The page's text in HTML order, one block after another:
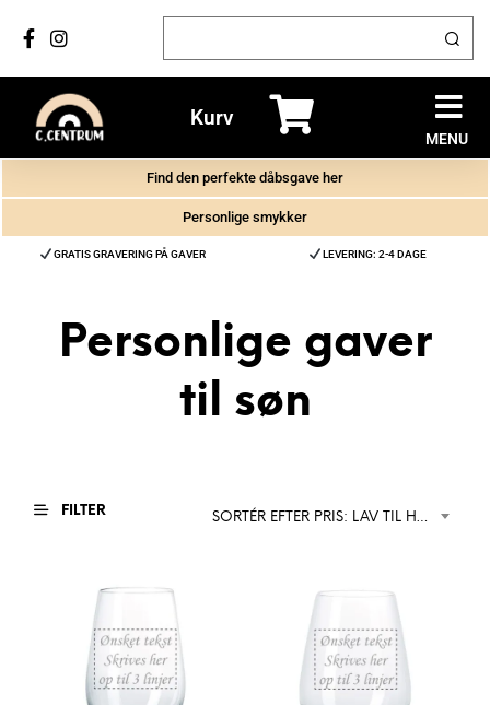
Kurv
MENU
Find den perfekte dåbsgave her
Personlige smykker
GRATIS GRAVERING PÅ GAVER LEVERING: 2-4 DAGE
Personlige gaver
til søn
FILTER